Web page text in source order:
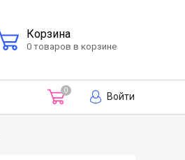
Корзина
0 товаров в корзине
0 Войти